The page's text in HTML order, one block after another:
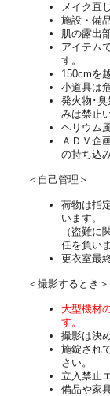
メイク直
施設・備
肌の露出
アイテム
す。
150cmを
小道具は
発火物･
みは禁止
ヘリウム
ＡＤＶ企
の持ち込
＜自己管理＞
荷物は指
います。
（盗難に
任を負い
更衣室最
＜撮影するとき＞
大型機材
す。
撮影は決
施錠され
さい。
立入禁止
備品や家